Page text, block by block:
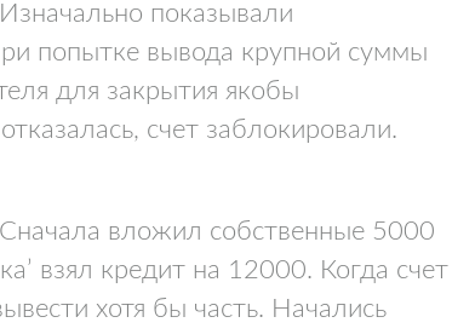
показывали
попытке вывода крупной суммы
для закрытия якобы
счет заблокировали.
вложил собственные 5000
взял кредит на 12000. Когда счет
хотя бы часть. Начались